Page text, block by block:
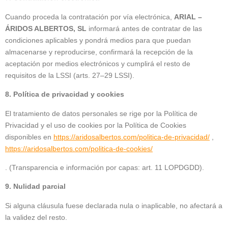
Cuando proceda la contratación por vía electrónica, ARIAL –
ÁRIDOS ALBERTOS, SL informará antes de contratar de las
condiciones aplicables y pondrá medios para que puedan
almacenarse y reproducirse, confirmará la recepción de la
aceptación por medios electrónicos y cumplirá el resto de
requisitos de la LSSI (arts. 27–29 LSSI).
8. Política de privacidad y cookies
El tratamiento de datos personales se rige por la Política de
Privacidad y el uso de cookies por la Política de Cookies
disponibles en https://aridosalbertos.com/politica-de-privacidad/
https://aridosalbertos.com/politica-de-cookies/
. (Transparencia e información por capas: art. 11 LOPDGDD).
9. Nulidad parcial
Si alguna cláusula fuese declarada nula o inaplicable, no afectará a
la validez del resto.